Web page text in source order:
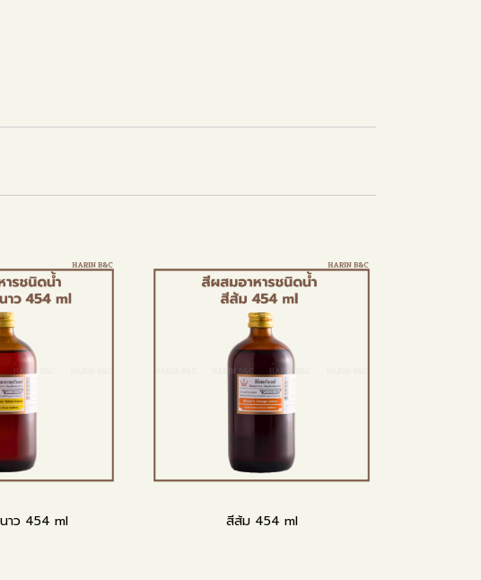
าว 454 ml สีส้ม 454 ml